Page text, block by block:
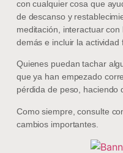
con cualquier cosa que
de descanso y
meditación, interactuar
demás e incluir la actividad
Quienes puedan tachar
que ya han empezado
pérdida de peso, haciendo
Como siempre, consulte
cambios importantes.